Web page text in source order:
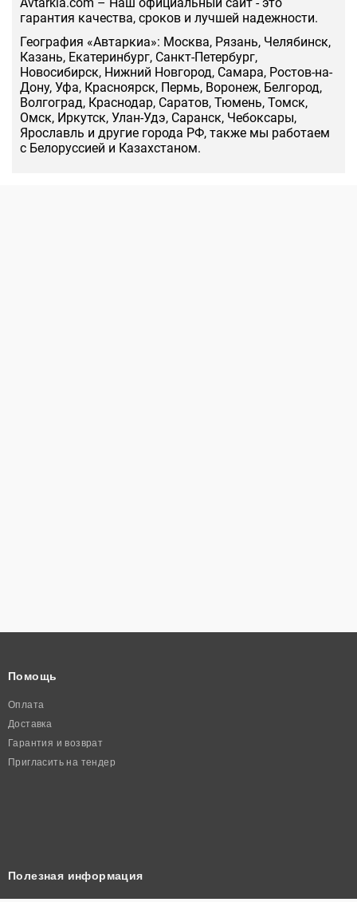
гарантия качества, сроков и лучшей надежности.
География «Автаркиа»: Москва, Рязань, Челябинск,
Казань, Екатеринбург, Санкт-Петербург,
Новосибирск, Нижний Новгород, Самара, Ростов-на-
Дону, Уфа, Красноярск, Пермь, Воронеж, Белгород,
Волгоград, Краснодар, Саратов, Тюмень, Томск,
Омск, Иркутск, Улан-Удэ, Саранск, Чебоксары,
Ярославль и другие города РФ, также мы работаем
с Белоруссией и Казахстаном.
Помощь
Оплата
Доставка
Гарантия и возврат
Пригласить на тендер
Полезная информация